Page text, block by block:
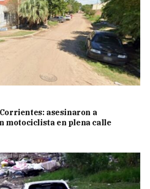
asesinaron a
motociclista en plena calle